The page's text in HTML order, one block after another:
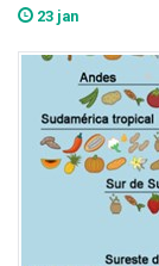
23 jan